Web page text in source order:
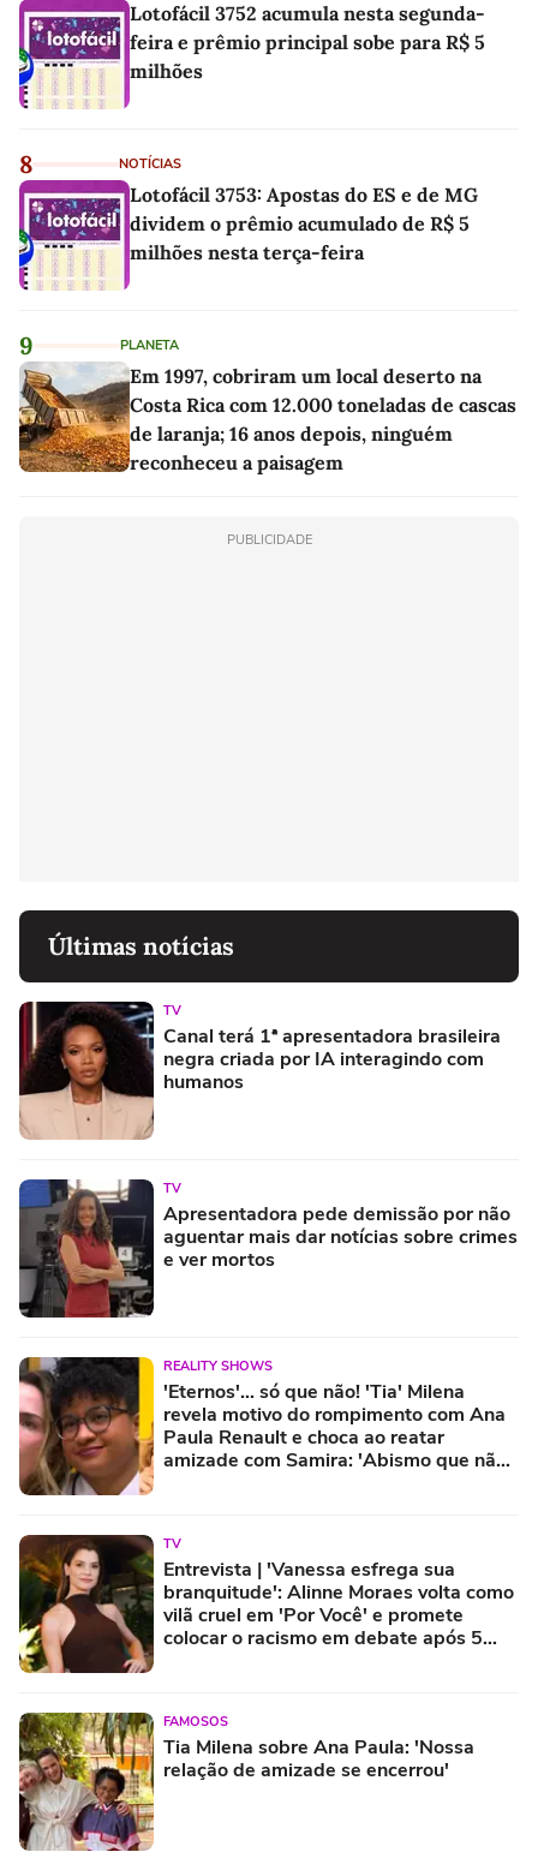
Lotofácil 3752 acumula nesta segunda-
feira e prêmio principal sobe para R$ 5
milhões
8 NOTÍCIAS
Lotofácil 3753: Apostas do ES e de MG
dividem o prêmio acumulado de R$ 5
milhões nesta terça-feira
9 PLANETA
Em 1997, cobriram um local deserto na
Costa Rica com 12.000 toneladas de cascas
de laranja; 16 anos depois, ninguém
reconheceu a paisagem
PUBLICIDADE
Últimas notícias
TV
Canal terá 1ª apresentadora brasileira
negra criada por IA interagindo com
humanos
TV
Apresentadora pede demissão por não
aguentar mais dar notícias sobre crimes
e ver mortos
REALITY SHOWS
'Eternos'... só que não! 'Tia' Milena
revela motivo do rompimento com Ana
Paula Renault e choca ao reatar
amizade com Samira: 'Abismo que não
TV
Entrevista | 'Vanessa esfrega sua
branquitude': Alinne Moraes volta como
vilã cruel em 'Por Você' e promete
colocar o racismo em debate após 5
FAMOSOS
Tia Milena sobre Ana Paula: 'Nossa
relação de amizade se encerrou'